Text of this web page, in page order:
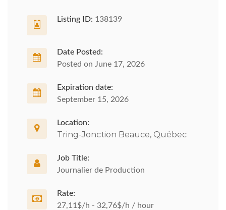
Listing ID: 138139
Date Posted:
Posted on June 17, 2026
Expiration date:
September 15, 2026
Location:
Tring-Jonction Beauce, Québec
Job Title:
Journalier de Production
Rate:
27,11$/h - 32,76$/h / hour